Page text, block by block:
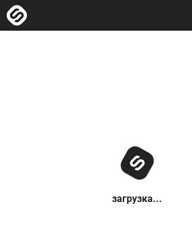
загрузка...